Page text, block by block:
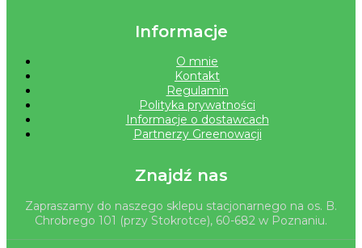
Informacje
O mnie
Kontakt
Regulamin
Polityka prywatności
Informacje o dostawcach
Partnerzy Greenowacji
Znajdź nas
Zapraszamy do naszego sklepu stacjonarnego na os. B.
Chrobrego 101 (przy Stokrotce), 60-682 w Poznaniu.